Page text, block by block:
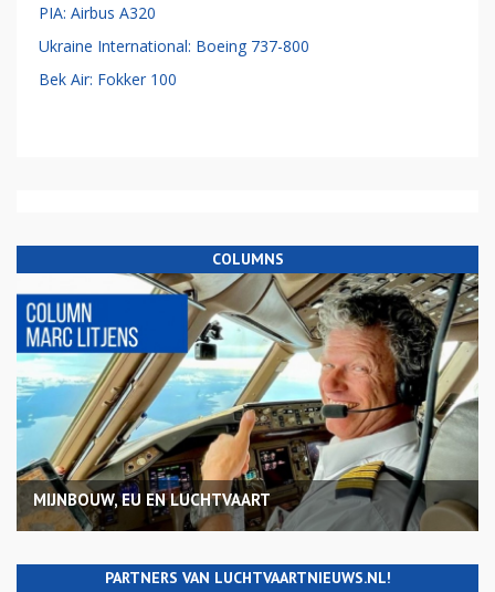
PIA: Airbus A320
Ukraine International: Boeing 737-800
Bek Air: Fokker 100
COLUMNS
MIJNBOUW, EU EN LUCHTVAART
PARTNERS VAN LUCHTVAARTNIEUWS.NL!